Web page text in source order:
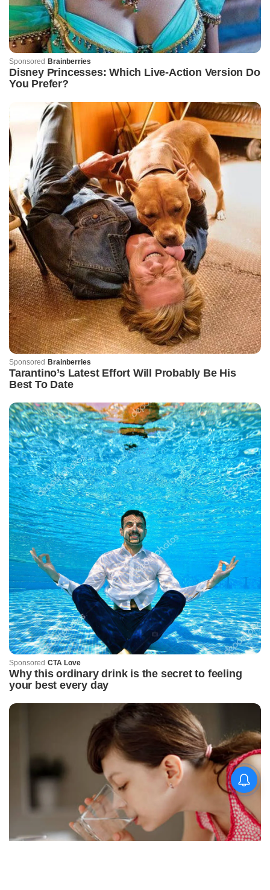
କିଟ୍‍ ଓ କିସ୍‍ ପକ୍ଷରୁ
ଜ୍ୟୋତିର୍ମୟୀଙ୍କୁ ଉଚ୍ଛ୍ୱସିତ
ସମ୍ବର୍ଦ୍ଧନା; ୫ଲକ୍ଷ ଟଙ୍କାର
ପ୍ରୋତ୍ସାହନ ରାଶି ପ୍ରଦାନ